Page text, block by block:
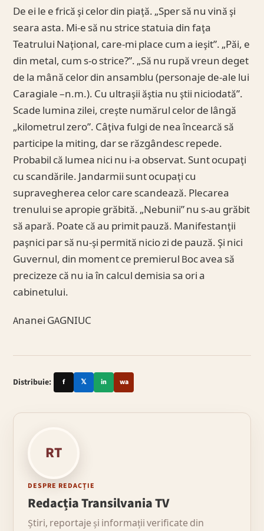
De ei le e frică şi celor din piaţă. „Sper să nu vină şi
seara asta. Mi-e să nu strice statuia din faţa
Teatrului Naţional, care-mi place cum a ieşit”. „Păi, e
din metal, cum s-o strice?”. „Să nu rupă vreun deget
de la mână celor din ansamblu (personaje de-ale lui
Caragiale –n.m.). Cu ultraşii ăştia nu ştii niciodată”.
Scade lumina zilei, creşte numărul celor de lângă
„kilometrul zero”. Câţiva fulgi de nea încearcă să
participe la miting, dar se răzgândesc repede.
Probabil că lumea nici nu i-a observat. Sunt ocupaţi
cu scandările. Jandarmii sunt ocupaţi cu
supravegherea celor care scandează. Plecarea
trenului se apropie grăbită. „Nebunii” nu s-au grăbit
să apară. Poate că au primit pauză. Manifestanţii
paşnici par să nu-şi permită nicio zi de pauză. Şi nici
Guvernul, din moment ce premierul Boc avea să
precizeze că nu ia în calcul demisia sa ori a
cabinetului.
Ananei GAGNIUC
Distribuie: f 𝕏 in wa
RT
DESPRE REDACȚIE
Redacția Transilvania TV
Știri, reportaje și informații verificate din